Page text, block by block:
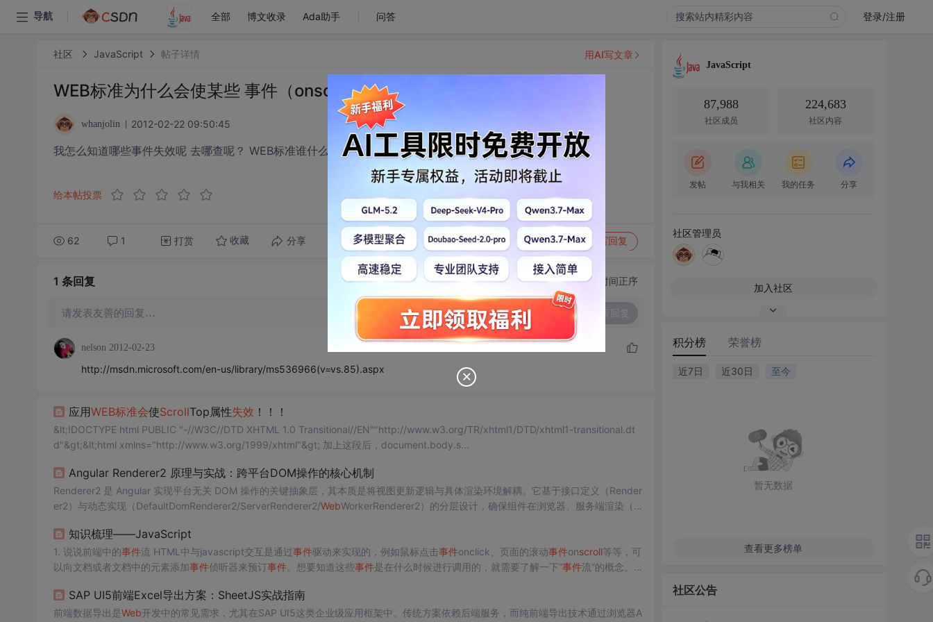
导航 全部 博文收录 Ada助手 问答 登录/注册
社区 JavaScript 帖子详情
WEB标准为什么会使某些 事件（onscroll） 失效失效
whanjolin 2012-02-22 09:50:45
我怎么知道哪些事件失效呢 去哪查呢？ WEB标准谁什么？ 谢谢了
给本帖投票
62 1 打赏 收藏 分享 转发到动态 举报 写回复
用AI写文章
1 条回复 切换为时间正序
请发表友善的回复…
nelson 2012-02-23
http://msdn.microsoft.com/en-us/library/ms536966(v=vs.85).aspx
应用WEB标准会使ScrollTop属性失效 ！！！
&lt;!DOCTYPE html PUBLIC "-//W3C//DTD XHTML 1.0 Transitional//EN""http://www.w3.org/TR/xhtml1/DTD/xhtml1-transitional.dt
d"&gt;&lt;html xmlns="http://www.w3.org/1999/xhtml"&gt; 加上这段后，document.body.s...
Angular Renderer2 原理与实战：跨平台DOM操作的核心机制
Renderer2 是 Angular 实现平台无关 DOM 操作的关键抽象层，其本质是将视图更新逻辑与具体渲染环境解耦。它基于接口定义（Render
er2）与动态实现（DefaultDomRenderer2/ServerRenderer2/WebWorkerRenderer2）的分层设计，确保组件在浏览器、服务端渲染（S
集成等核心能力。开发者绕过 Re
知识梳理——JavaScript
1. 说说前端中的事件流 HTML中与javascript交互是通过事件驱动来实现的，例如鼠标点击事件onclick、页面的滚动事件onscroll等等，可
以向文档或者文档中的元素添加事件侦听器来预订事件。想要知道这些事件是在什么时候进行调用的，就需要了解一下“事件流”的概念。
段 addEventListener：addEventListener 是DOM2 级事件
SAP UI5前端Excel导出方案：SheetJS实战指南
前端数据导出是Web开发中的常见需求，尤其在SAP UI5这类企业级应用框架中。传统方案依赖后端服务，而纯前端导出技术通过浏览器A
JavaScript
87,988
社区成员
224,683
社区内容
发帖 与我相关 我的任务 分享
社区管理员
加入社区
积分榜 荣誉榜
近7日 近30日 至今
暂无数据
查看更多榜单
社区公告